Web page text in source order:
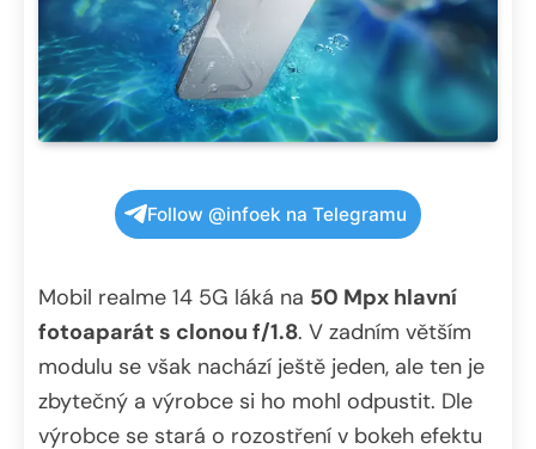
Follow @infoek na Telegramu
Mobil realme 14 5G láká na 50 Mpx hlavní
fotoaparát s clonou f/1.8. V zadním větším
modulu se však nachází ještě jeden, ale ten je
zbytečný a výrobce si ho mohl odpustit. Dle
výrobce se stará o rozostření v bokeh efektu